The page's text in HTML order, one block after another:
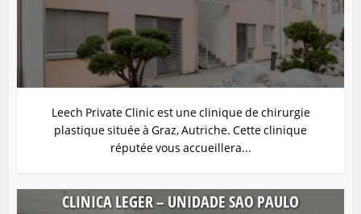
Leech Private Clinic est une clinique de chirurgie
plastique située à Graz, Autriche. Cette clinique
réputée vous accueillera...
CLINICA LEGER – UNIDADE SAO PAULO